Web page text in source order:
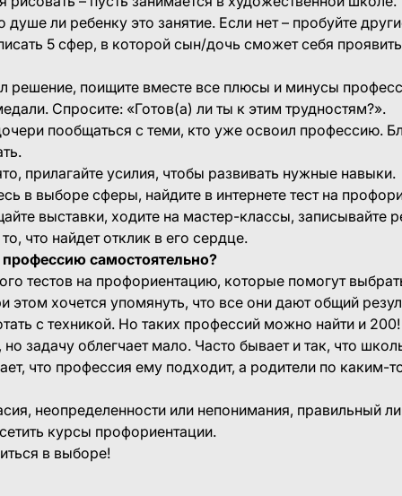
душе ли ребенку это занятие. Если нет – пробуйте
5 сфер, в которой сын/дочь сможет себя
решение, поищите вместе все плюсы и минусы
Спросите: «Готов(а) ли ты к этим трудностям?».
пообщаться с теми, кто уже освоил профессию.
прилагайте усилия, чтобы развивать нужные навыки.
в выборе сферы, найдите в интернете тест на
выставки, ходите на мастер-классы, записывайте
что найдет отклик в его сердце.
самостоятельно?
тестов на профориентацию, которые помогут
этом хочется упомянуть, что все они дают общий
с техникой. Но таких профессий можно найти и 200!
задачу облегчает мало. Часто бывает и так, что
что профессия ему подходит, а родители по каким-
неопределенности или непонимания, правильный
курсы профориентации.
в выборе!